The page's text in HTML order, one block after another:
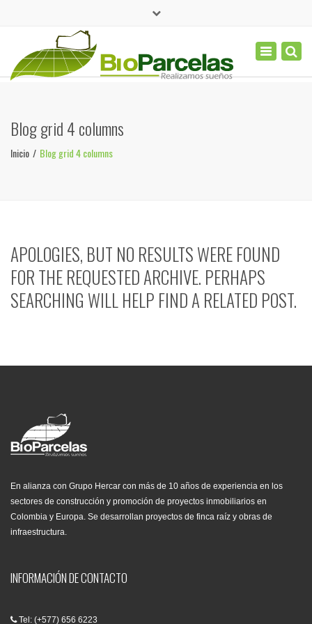
contacto@bioparcelas.com
Toggle
navigation
Blog grid 4 columns
Inicio Blog grid 4 columns
APOLOGIES, BUT NO RESULTS WERE FOUND
FOR THE REQUESTED ARCHIVE. PERHAPS
SEARCHING WILL HELP FIND A RELATED POST.
En alianza con Grupo Hercar con más de 10 años de experiencia en los
sectores de construcción y promoción de proyectos inmobiliarios en
Colombia y Europa. Se desarrollan proyectos de finca raíz y obras de
infraestructura.
INFORMACIÓN DE CONTACTO
Tel: (+577) 656 6223